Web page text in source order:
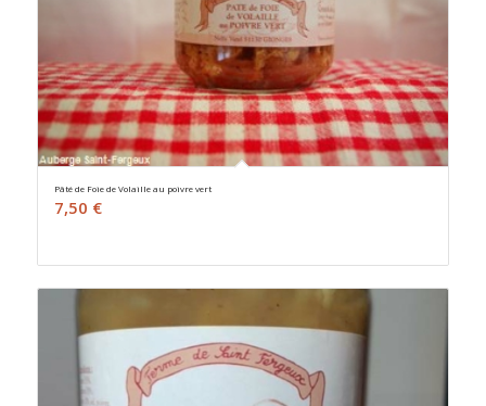
Pâté de Foie de Volaille au poivre vert
7,50 €